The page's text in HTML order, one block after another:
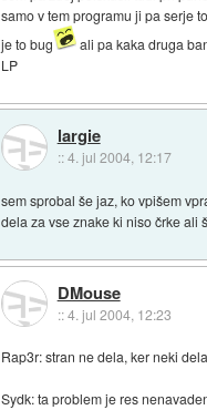
samo v tem programu ji pa serje
je to bug
ali pa kaka druga
LP
largie
::4. jul 2004, 12:17
sem sprobal še jaz, ko vpišem
dela za vse znake ki niso črke ali
DMouse
::4. jul 2004, 12:23
Rap3r: stran ne dela, ker neki
Sydk: ta problem je res